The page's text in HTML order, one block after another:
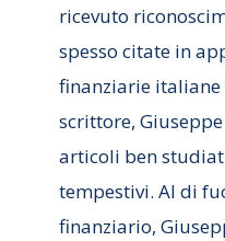
ricevuto
spesso citate in
finanziarie italiane
scrittore,
articoli ben
tempestivi. Al di
finanziario,